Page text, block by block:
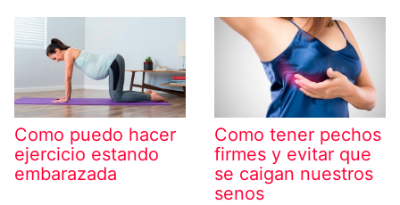
Como puedo hacer
ejercicio estando
embarazada
Como tener pechos
firmes y evitar que
se caigan nuestros
senos